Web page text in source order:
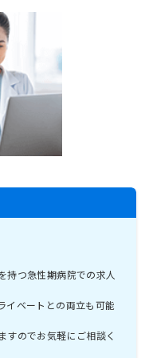
持つ急性期病院での求人
イベートとの両立も可能
すのでお気軽にご相談く